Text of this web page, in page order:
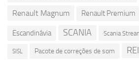
Renault Magnum
Renault Premium
Escandinávia SCANIA Scania
SISL Pacote de correções de som